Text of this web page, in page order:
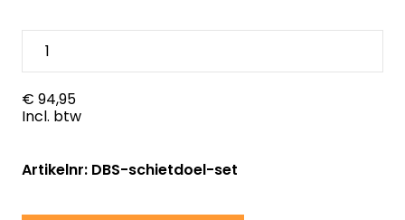
€ 94,95
Incl. btw
Artikelnr: DBS-schietdoel-set